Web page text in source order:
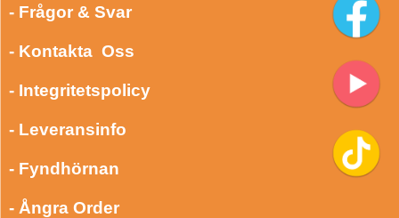
- Frågor & Svar
- Kontakta Oss
- Integritetspolicy
- Leveransinfo
- Fyndhörnan
- Ångra Order